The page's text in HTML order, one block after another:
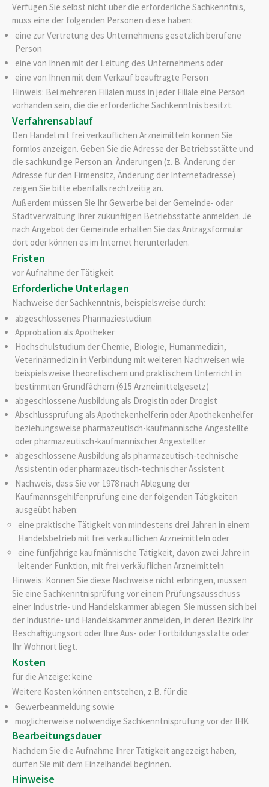
Verfügen Sie selbst nicht über die erforderliche Sachkenntnis,
muss eine der folgenden Personen diese haben:
eine zur Vertretung des Unternehmens gesetzlich berufene
Person
eine von Ihnen mit der Leitung des Unternehmens oder
eine von Ihnen mit dem Verkauf beauftragte Person
Hinweis: Bei mehreren Filialen muss in jeder Filiale eine Person
vorhanden sein, die die erforderliche Sachkenntnis besitzt.
Verfahrensablauf
Den Handel mit frei verkäuflichen Arzneimitteln können Sie
formlos anzeigen. Geben Sie die Adresse der Betriebsstätte und
die sachkundige Person an. Änderungen (z. B. Änderung der
Adresse für den Firmensitz, Änderung der Internetadresse)
zeigen Sie bitte ebenfalls rechtzeitig an.
Außerdem müssen Sie Ihr Gewerbe bei der Gemeinde- oder
Stadtverwaltung Ihrer zukünftigen Betriebsstätte anmelden. Je
nach Angebot der Gemeinde erhalten Sie das Antragsformular
dort oder können es im Internet herunterladen.
Fristen
vor Aufnahme der Tätigkeit
Erforderliche Unterlagen
Nachweise der Sachkenntnis, beispielsweise durch:
abgeschlossenes Pharmaziestudium
Approbation als Apotheker
Hochschulstudium der Chemie, Biologie, Humanmedizin,
Veterinärmedizin in Verbindung mit weiteren Nachweisen wie
beispielsweise theoretischem und praktischem Unterricht in
bestimmten Grundfächern (§15 Arzneimittelgesetz)
abgeschlossene Ausbildung als Drogistin oder Drogist
Abschlussprüfung als Apothekenhelferin oder Apothekenhelfer
beziehungsweise pharmazeutisch-kaufmännische Angestellte
oder pharmazeutisch-kaufmännischer Angestellter
abgeschlossene Ausbildung als pharmazeutisch-technische
Assistentin oder pharmazeutisch-technischer Assistent
Nachweis, dass Sie vor 1978 nach Ablegung der
Kaufmannsgehilfenprüfung eine der folgenden Tätigkeiten
ausgeübt haben:
eine praktische Tätigkeit von mindestens drei Jahren in einem
Handelsbetrieb mit frei verkäuflichen Arzneimitteln oder
eine fünfjährige kaufmännische Tätigkeit, davon zwei Jahre in
leitender Funktion, mit frei verkäuflichen Arzneimitteln
Hinweis: Können Sie diese Nachweise nicht erbringen, müssen
Sie eine Sachkenntnisprüfung vor einem Prüfungsausschuss
einer Industrie- und Handelskammer ablegen. Sie müssen sich bei
der Industrie- und Handelskammer anmelden, in deren Bezirk Ihr
Beschäftigungsort oder Ihre Aus- oder Fortbildungsstätte oder
Ihr Wohnort liegt.
Kosten
für die Anzeige: keine
Weitere Kosten können entstehen, z.B. für die
Gewerbeanmeldung sowie
möglicherweise notwendige Sachkenntnisprüfung vor der IHK
Bearbeitungsdauer
Nachdem Sie die Aufnahme Ihrer Tätigkeit angezeigt haben,
dürfen Sie mit dem Einzelhandel beginnen.
Hinweise